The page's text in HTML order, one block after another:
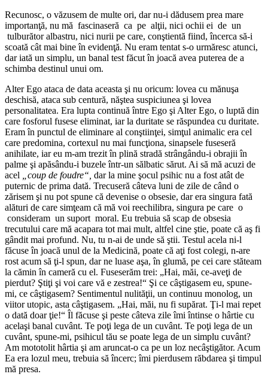
Recunosc, o văzusem de multe ori, dar nu-i dădusem prea mare
importanţă, nu mă fascinaseră ca pe alţii, nici ochii ei de un
tulburător albastru, nici nurii pe care, conştientă fiind, încerca să-i
scoată cât mai bine în evidenţă. Nu eram tentat s-o urmăresc atunci,
dar iată un simplu, un banal test făcut în joacă avea puterea de a
schimba destinul unui om.
Alter Ego ataca de data aceasta şi nu oricum: lovea cu mănuşa
deschisă, ataca sub centură, năştea suspiciunea şi lovea
personalitatea. Era lupta continuă între Ego şi Alter Ego, o luptă din
care fosforul fusese eliminat, iar la duritate se răspundea cu duritate.
Eram în punctul de eliminare al conştiinţei, simţul animalic era cel
care predomina, cortexul nu mai funcţiona, sinapsele fuseseră
anihilate, iar eu m-am trezit în plină stradă strângându-i obrajii în
palme şi apăsându-i buzele într-un sălbatic sărut. Ai să mă acuzi de
acel
„coup de foudre“, dar la mine şocul psihic nu a fost atât de
puternic de prima dată. Trecuseră câteva luni de zile de când o
zărisem şi nu pot spune că devenise o obsesie, dar era singura fată
alături de care simţeam că mă voi reechilibra, singura pe care o
consideram un suport moral. Eu trebuia să scap de obsesia
trecutului care mă acapara tot mai mult, altfel cine ştie, poate că aş fi
gândit mai profund. Nu, tu n-ai de unde să ştii. Testul acela ni-l
făcuse în joacă unul de la Medicină, poate că aţi fost colegi, n-are
rost acum să ţi-l spun, dar ne luase aşa, în glumă, pe cei care stăteam
la cămin în cameră cu el. Fuseserăm trei: „Hai, măi, ce-aveţi de
pierdut? Ştiţi şi voi care vă e zestrea!“ Şi ce câştigasem eu, spune-
mi, ce câştigasem? Sentimentul nulităţii, un continuu monolog, un
viitor utopic, asta câştigasem. „Hai, măi, nu fi supărat. Ţi-l mai repet
o dată doar ţie!“ Îl făcuse şi peste câteva zile îmi întinse o hârtie cu
acelaşi banal cuvânt. Te poţi lega de un cuvânt. Te poţi lega de un
cuvânt, spune-mi, psihicul tău se poate lega de un simplu cuvânt?
Am mototolit hârtia şi am aruncat-o ca pe un loz necâştigător. Acum
Ea era lozul meu, trebuia să încerc; îmi pierdusem răbdarea şi timpul
mă presa.